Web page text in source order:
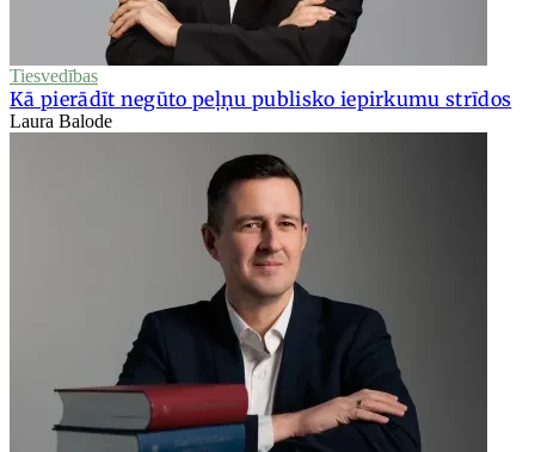
Tiesvedības
Kā pierādīt negūto peļņu publisko iepirkumu strīdos
Laura Balode